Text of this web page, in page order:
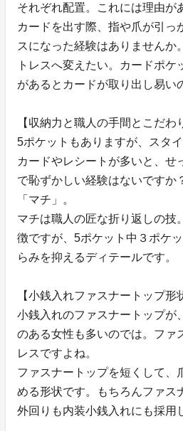
それぞれ配置。これには理由が
カードを出す際、指や爪が引っ
スになった経験はありませんか
トレスへ変えたい。カードポケ
があるとカードが取り出し易い
【収納力と職人の手間とこだわ
5ポケットもありますが、スタイ
カードやレシートが多いと、せ
で恥ずかしい経験はないですか
「マチ」。
マチは職人の匠な折り返しの技
徴ですが、5ポケット中３ポケ
らみを抑えるディテールです。
【小銭入れファスナートップ形
小銭入れのファスナートップが
のある女性も多いのでは。ファ
レスですよね。
ファスナートップを短くして、
める形状です。もちろんファス
外回りも内装小銭入れにも採用